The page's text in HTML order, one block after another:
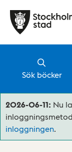
Sök böcker
2026-06-11: Nu
inloggningen.